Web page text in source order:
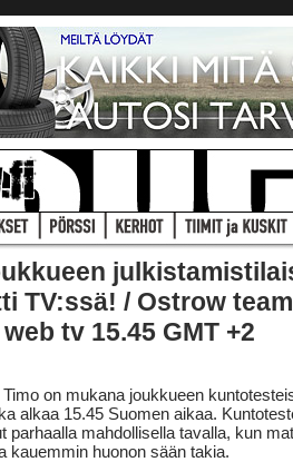
TV:ssä! / Ostrow team
tv 15.45 GMT +2
on mukana joukkueen
alkaa 15.45 Suomen aikaa.
parhaalla mahdollisella tavalla, kun
kauemmin huonon sään takia.